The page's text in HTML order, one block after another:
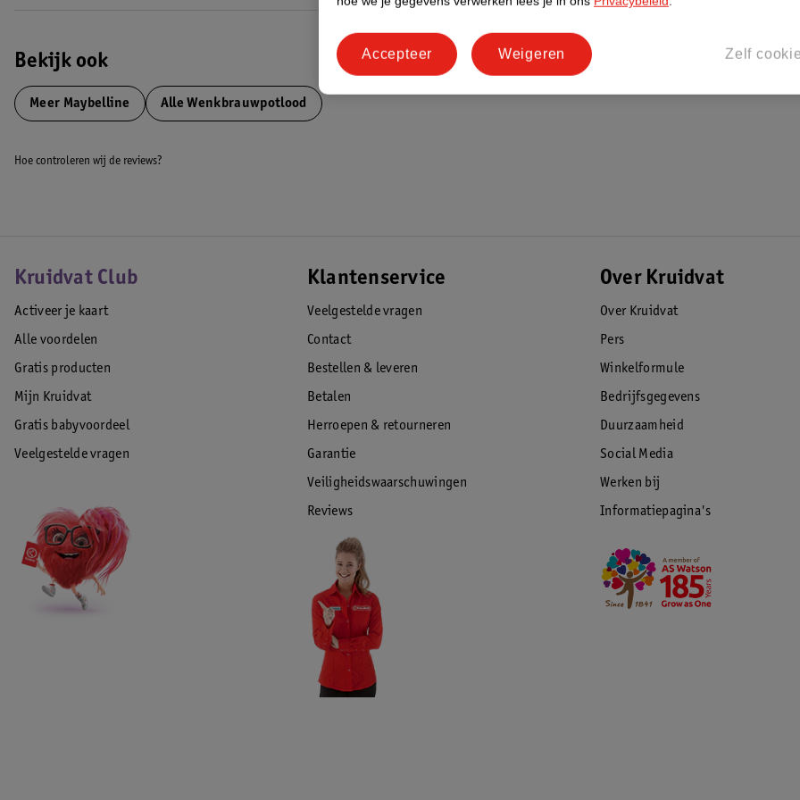
Bekijk ook
Meer Maybelline Alle Wenkbrauwpotlood
Hoe controleren wij de reviews?
Kruidvat Club
Activeer je kaart
Alle voordelen
Gratis producten
Mijn Kruidvat
Gratis babyvoordeel
Veelgestelde vragen
Klantenservice
Veelgestelde vragen
Contact
Bestellen & leveren
Betalen
Herroepen & retourneren
Garantie
Veiligheidswaarschuwingen
Reviews
Over Kruidvat
Over Kruidvat
Pers
Winkelformule
Bedrijfsgegevens
Duurzaamheid
Social Media
Werken bij
Informatiepagina's
Zelf
Weigeren
Accepteer